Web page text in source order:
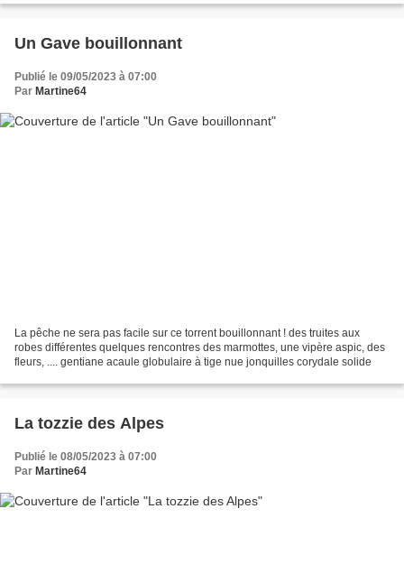
Un Gave bouillonnant
Publié le 09/05/2023 à 07:00
Par Martine64
La pêche ne sera pas facile sur ce torrent bouillonnant ! des truites aux
robes différentes quelques rencontres des marmottes, une vipère aspic, des
fleurs, .... gentiane acaule globulaire à tige nue jonquilles corydale solide
La tozzie des Alpes
Publié le 08/05/2023 à 07:00
Par Martine64